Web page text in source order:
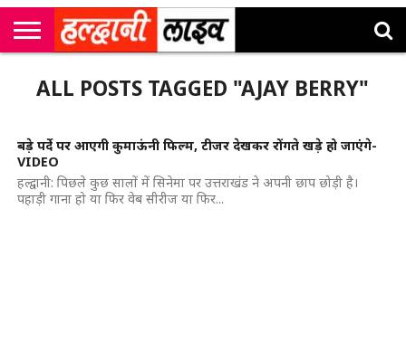
सी
एम
कॉर्नर
उत्तराखंड
न्यूज़
खेल
मनोरंजन
सम्पादकीय
जॉब
अलर्ट्स
ALL POSTS TAGGED "AJAY BERRY"
बड़े पर्दे पर आएगी कुमाऊंनी फिल्म, टीजर देखकर रोंगते खड़े हो जाएंगे-
VIDEO
हल्द्वानी: पिछले कुछ सालों में सिनेमा पर उत्तराखंड ने अपनी छाप छोड़ी है।
पहाड़ी गाना हो या फिर वेब सीरीज या फिर...